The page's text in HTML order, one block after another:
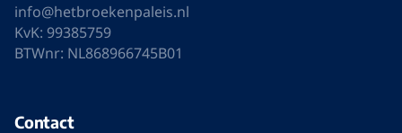
info@hetbroekenpaleis.nl
KvK: 99385759
BTWnr: NL868966745B01
Contact